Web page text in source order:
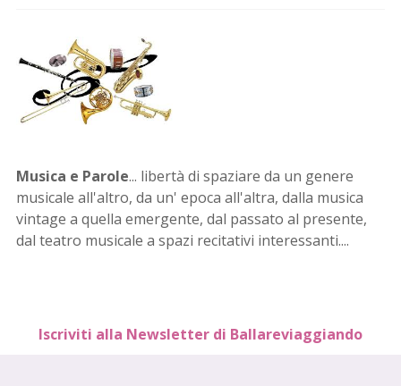
Musica e Parole... libertà di spaziare da un genere
musicale all'altro, da un' epoca all'altra, dalla musica
vintage a quella emergente, dal passato al presente,
dal teatro musicale a spazi recitativi interessanti....
Iscriviti alla Newsletter di Ballareviaggiando